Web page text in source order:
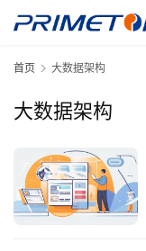
首页 大数据架构
大数据架构